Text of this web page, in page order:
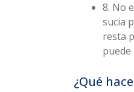
8. No
sucia
resta
¿Qué